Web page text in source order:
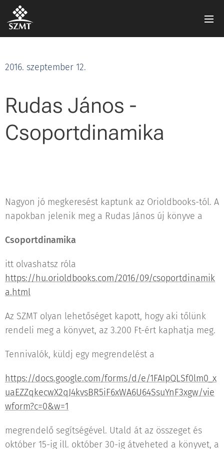
2016. szeptember 12.
Rudas János -
Csoportdinamika
Nagyon jó megkeresést kaptunk az Orioldbooks-tól. A
napokban jelenik meg a Rudas János új könyve a
Csoportdinamika
itt olvashatsz róla
https://hu.orioldbooks.com/2016/09/csoportdinamik
a.html
Az SZMT olyan lehetőséget kapott, hogy aki tőlünk
rendeli meg a könyvet, az 3.200 Ft-ért kaphatja meg.
Tennivalók, küldj egy megrendelést a
https://docs.google.com/forms/d/e/1FAIpQLSf0lm0_x
uaEZZqkecwX2qJ4kvsBR5iF6xWA6U64SsuYnF3xgw/vie
wform?c=0&w=1
megrendelő segítségével. Utald át az összeget és
október 15-ig ill. október 30-ig átveheted a könyvet, a